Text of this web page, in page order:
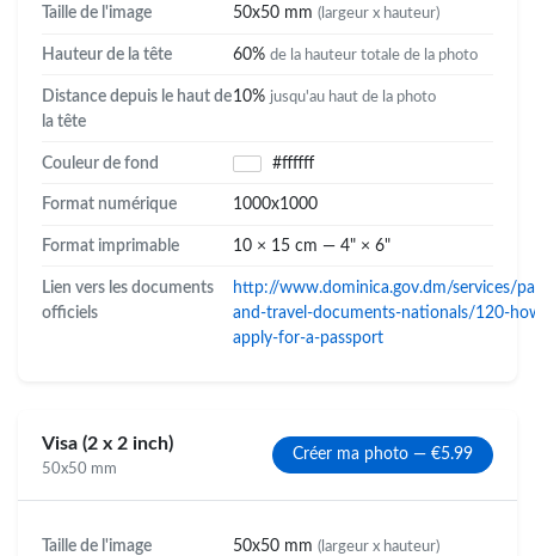
Taille de l'image 50x50 mm (largeur x hauteur)
Hauteur de la tête 60% de la hauteur totale de la photo
Distance depuis le haut de
la tête
10% jusqu'au haut de la photo
Couleur de fond #ffffff
Format numérique 1000x1000
Format imprimable 10 × 15 cm — 4" × 6"
Lien vers les documents
officiels
http://www.dominica.gov.dm/services/
and-travel-documents-nationals/120-
apply-for-a-passport
Visa (2 x 2 inch)
50x50 mm
Créer ma photo — €5.99
Taille de l'image 50x50 mm (largeur x hauteur)